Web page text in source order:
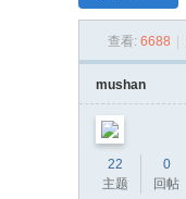
商
查看: 6688
mushan
22
主题
0
回帖